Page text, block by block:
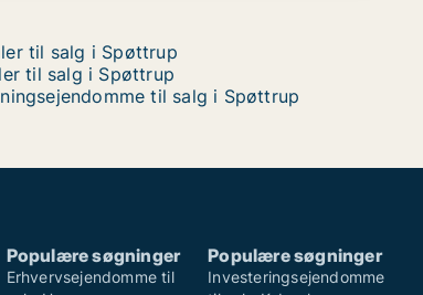
til salg i Spøttrup
til salg i Spøttrup
til salg i Spøttrup
Populære søgninger
Erhvervsejendomme til
Populære søgninger
Investeringsejendomme